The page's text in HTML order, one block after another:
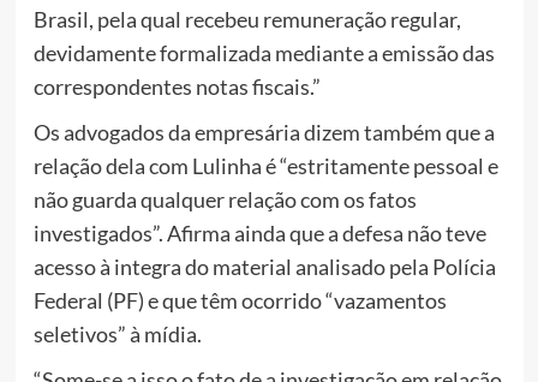
Brasil, pela qual recebeu remuneração regular,
devidamente formalizada mediante a emissão das
correspondentes notas fiscais.”
Os advogados da empresária dizem também que a
relação dela com Lulinha é “estritamente pessoal e
não guarda qualquer relação com os fatos
investigados”. Afirma ainda que a defesa não teve
acesso à integra do material analisado pela Polícia
Federal (PF) e que têm ocorrido “vazamentos
seletivos” à mídia.